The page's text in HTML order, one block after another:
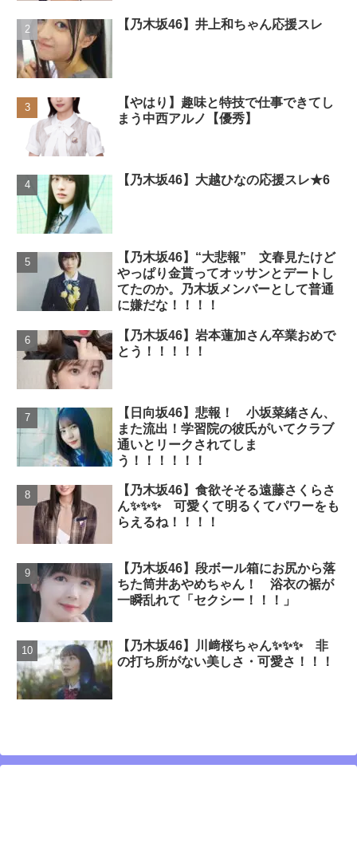
【乃木坂46】井上和ちゃん応援スレ
【やはり】趣味と特技で仕事できてし
まう中西アルノ【優秀】
【乃木坂46】大越ひなの応援スレ★6
【乃木坂46】“大悲報” 文春見たけど
やっぱり金貰ってオッサンとデートし
てたのか。乃木坂メンバーとして普通
に嫌だな！！！！
【乃木坂46】岩本蓮加さん卒業おめで
とう！！！！！
【日向坂46】悲報！ 小坂菜緒さん、
また流出！学習院の彼氏がいてクラブ
通いとリークされてしま
う！！！！！！
【乃木坂46】食欲そそる遠藤さくらさ
ん✨✨✨ 可愛くて明るくてパワーをも
らえるね！！！！
【乃木坂46】段ボール箱にお尻から落
ちた筒井あやめちゃん！ 浴衣の裾が
一瞬乱れて「セクシー！！！」
【乃木坂46】川﨑桜ちゃん✨✨✨ 非
の打ち所がない美しさ・可愛さ！！！